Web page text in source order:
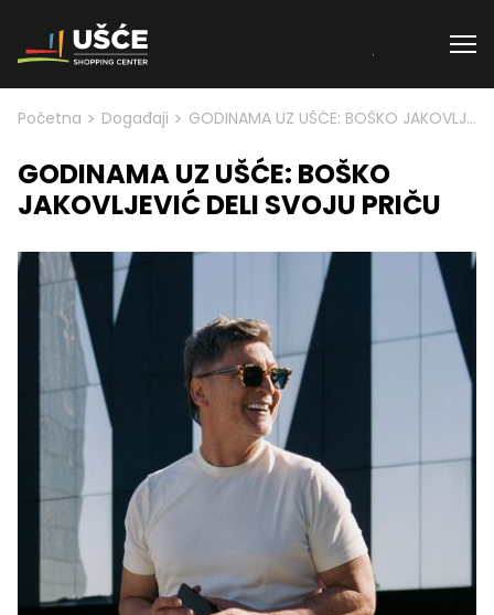
Skip to content
Početna > Događaji > GODINAMA UZ UŠĆE: BOŠKO JAKOVLJEVIĆ DELI SVOJU PRIČU
GODINAMA UZ UŠĆE: BOŠKO
JAKOVLJEVIĆ DELI SVOJU PRIČU